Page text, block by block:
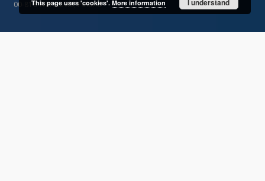
00-818 Warszawa, Poland
This page uses 'cookies'. More information I understand